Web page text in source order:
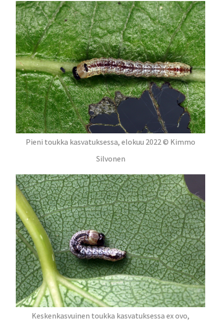
Pieni toukka kasvatuksessa, elokuu 2022 © Kimmo
Silvonen
Keskenkasvuinen toukka kasvatuksessa ex ovo,